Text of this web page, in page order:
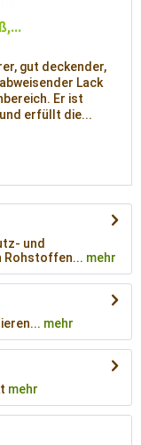
gut deckender,
Lack
Er ist
erfüllt die...
und
Rohstoffen... mehr
mehr
mehr